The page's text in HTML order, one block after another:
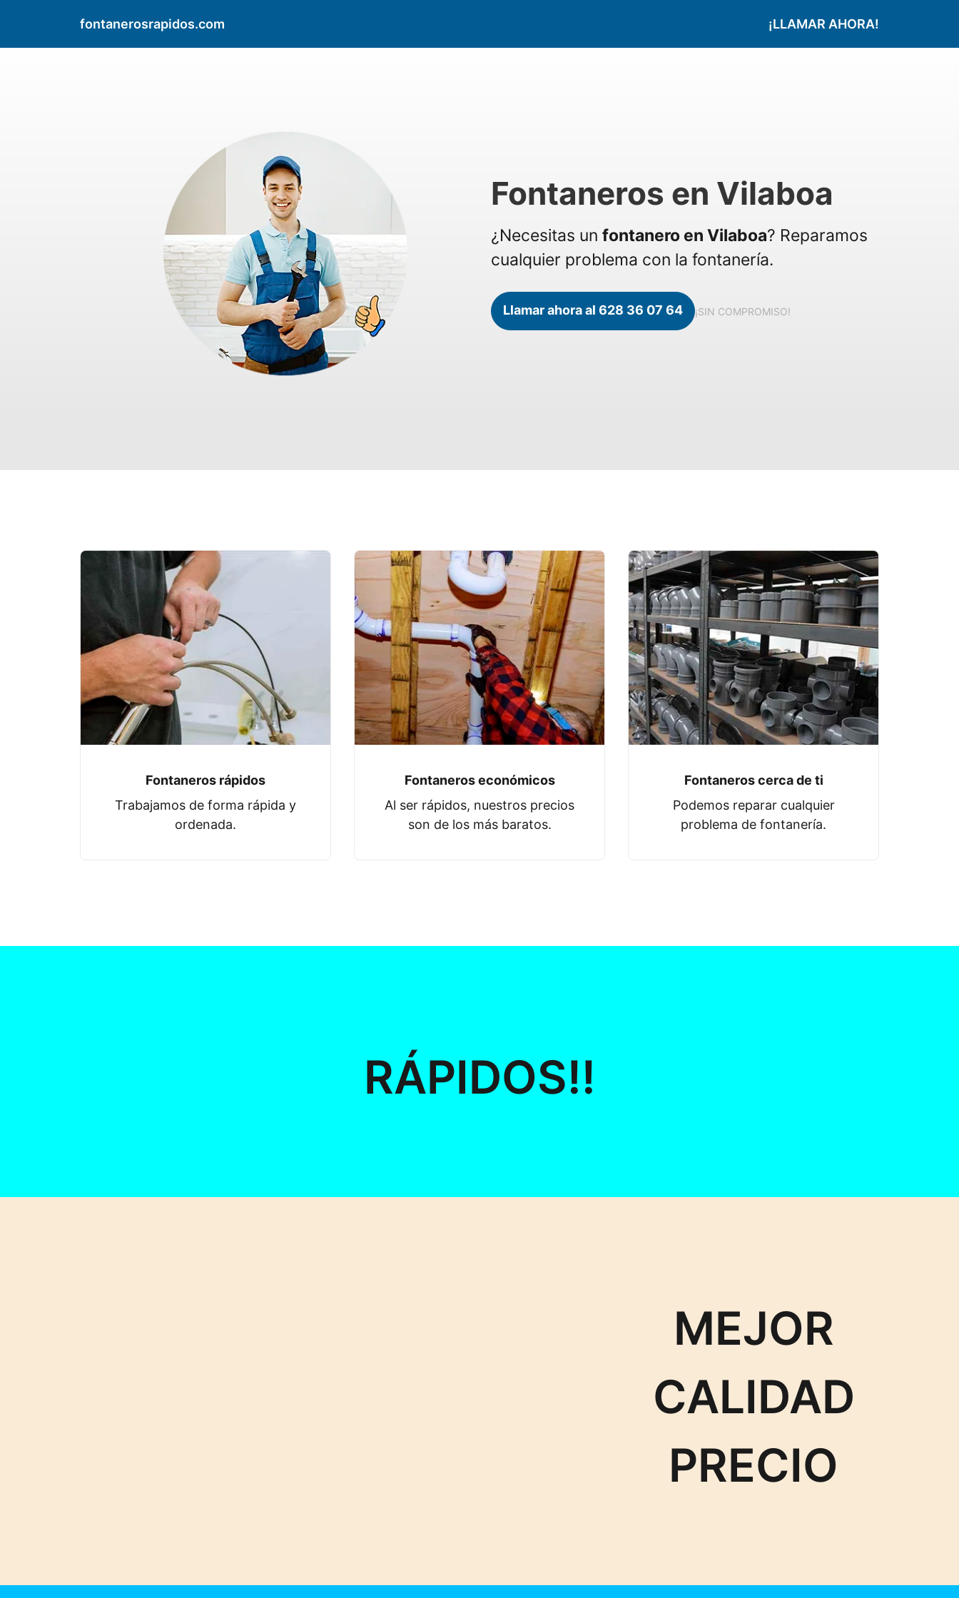
fontanerosrapidos.com ¡LLAMAR AHORA!
Fontaneros en Vilaboa
¿Necesitas un fontanero en Vilaboa? Reparamos
cualquier problema con la fontanería.
Llamar ahora al 628 36 07 64 ¡SIN COMPROMISO!
Fontaneros rápidos
Trabajamos de forma rápida y
ordenada.
Fontaneros económicos
Al ser rápidos, nuestros precios
son de los más baratos.
Fontaneros cerca de ti
Podemos reparar cualquier
problema de fontanería.
RÁPIDOS!!
MEJOR
CALIDAD
PRECIO